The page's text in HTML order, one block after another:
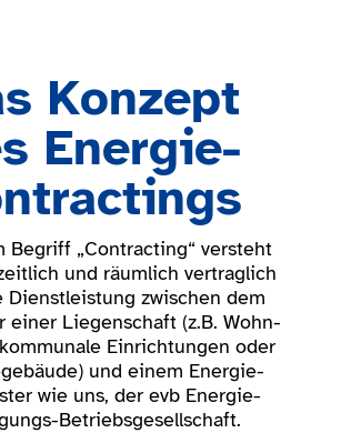
Konzept
Energie-
Begriff „Contracting“ versteht
und räumlich vertraglich
Dienst­leistung zwischen dem
einer Liegen­schaft (z.B. Wohn­
Einrichtungen oder
und einem Energie­
wie uns, der evb Energie­
Betriebsgesellschaft.